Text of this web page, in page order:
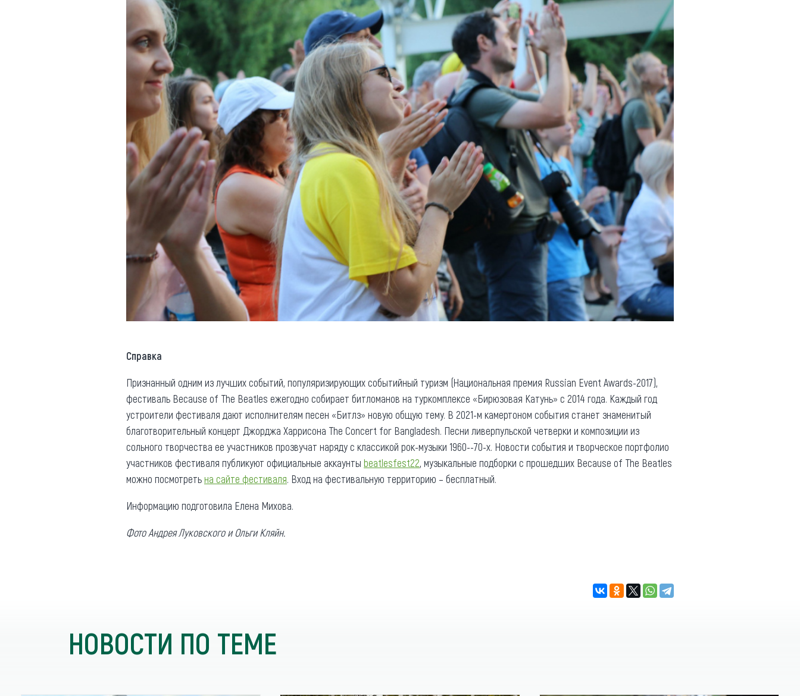
Справка
Признанный одним из лучших событий, популяризирующих событийный туризм (Национальная премия Russian Event Awards-2017),
фестиваль Because of The Beatles ежегодно собирает битломанов на туркомплексе «Бирюзовая Катунь» с 2014 года. Каждый год
устроители фестиваля дают исполнителям песен «Битлз» новую общую тему. В 2021-м камертоном события станет знаменитый
благотворительный концерт Джорджа Харрисона The Concert for Bangladesh. Песни ливерпульской четверки и композиции из
сольного творчества ее участников прозвучат наряду с классикой рок-музыки 1960--70-х. Новости события и творческое портфолио
участников фестиваля публикуют официальные аккаунты beatlesfest22, музыкальные подборки с прошедших Because of The Beatles
можно посмотретьна сайте фестиваля. Вход на фестивальную территорию – бесплатный.
Информацию подготовила Елена Михова.
Фото Андрея Луковского иОльги Кляйн.
НОВОСТИ ПО ТЕМЕ